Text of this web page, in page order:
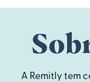
A Remitly tem